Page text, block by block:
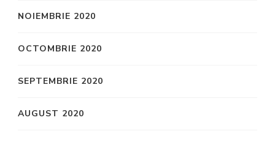
NOIEMBRIE 2020
OCTOMBRIE 2020
SEPTEMBRIE 2020
AUGUST 2020